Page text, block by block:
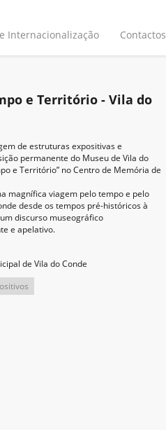
Internacionalização Contactos
e Território - Vila do
de estruturas expositivas e
permanente do Museu de Vila do
e Território” no Centro de Memória de
magnífica viagem pelo tempo e pelo
desde os tempos pré-históricos à
discurso museográfico
e apelativo.
de Vila do Conde